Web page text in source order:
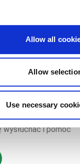
Allow all
Allow
Use necessary
potrzebujesz
się swoimi
i pomóc